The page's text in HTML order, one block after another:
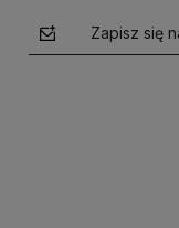
Zapisz się